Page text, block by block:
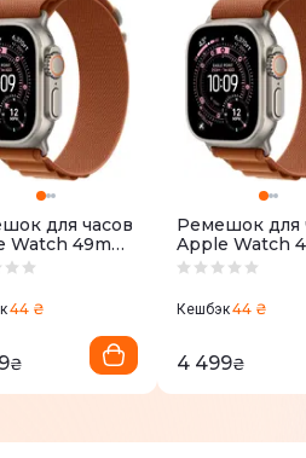
для часов
Watch 49mm
- Natural
Finish
44 ₴
₴
Ремешок для
Apple Watch
Terra Cotta
Natural
Finish
Кешбэк44 ₴
4 499₴